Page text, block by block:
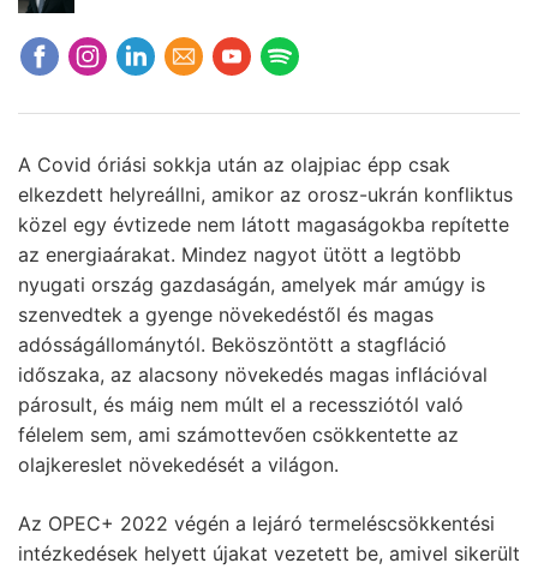
A Covid óriási sokkja után az olajpiac épp csak
elkezdett helyreállni, amikor az orosz-ukrán konfliktus
közel egy évtizede nem látott magaságokba repítette
az energiaárakat. Mindez nagyot ütött a legtöbb
nyugati ország gazdaságán, amelyek már amúgy is
szenvedtek a gyenge növekedéstől és magas
adósságállománytól. Beköszöntött a stagfláció
időszaka, az alacsony növekedés magas inflációval
párosult, és máig nem múlt el a recessziótól való
félelem sem, ami számottevően csökkentette az
olajkereslet növekedését a világon.
Az OPEC+ 2022 végén a lejáró termeléscsökkentési
intézkedések helyett újakat vezetett be, amivel sikerült